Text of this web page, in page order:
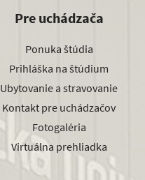
Pre uchádzača
Ponuka štúdia
Prihláška na štúdium
Ubytovanie a stravovanie
Kontakt pre uchádzačov
Fotogaléria
Virtuálna prehliadka